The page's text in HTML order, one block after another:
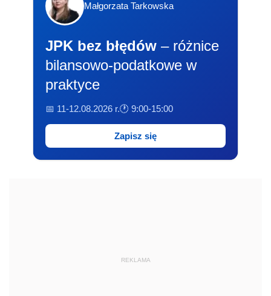
Małgorzata Tarkowska
JPK bez błędów – różnice
bilansowo-podatkowe w
praktyce
📅 11-12.08.2026 r.🕐 9:00-15:00
Zapisz się
REKLAMA